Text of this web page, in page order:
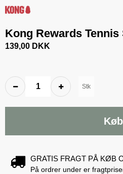
Kong Rewards Tennis
139,00 DKK
Stk
Køb
GRATIS FRAGT PÅ KØB
På ordrer under er